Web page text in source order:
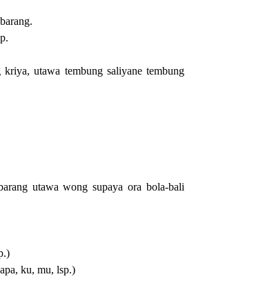
utawa tembung saliyane tembung
utawa wong supaya ora bola-bali
ku, mu, lsp.)